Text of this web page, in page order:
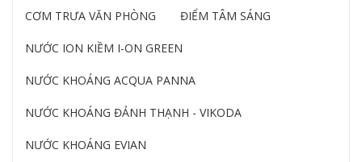
CƠM TRƯA VĂN PHÒNG ĐIỂM TÂM SÁNG
NƯỚC ION KIỀM I-ON GREEN
NƯỚC KHOÁNG ACQUA PANNA
NƯỚC KHOÁNG ĐẢNH THẠNH - VIKODA
NƯỚC KHOÁNG EVIAN